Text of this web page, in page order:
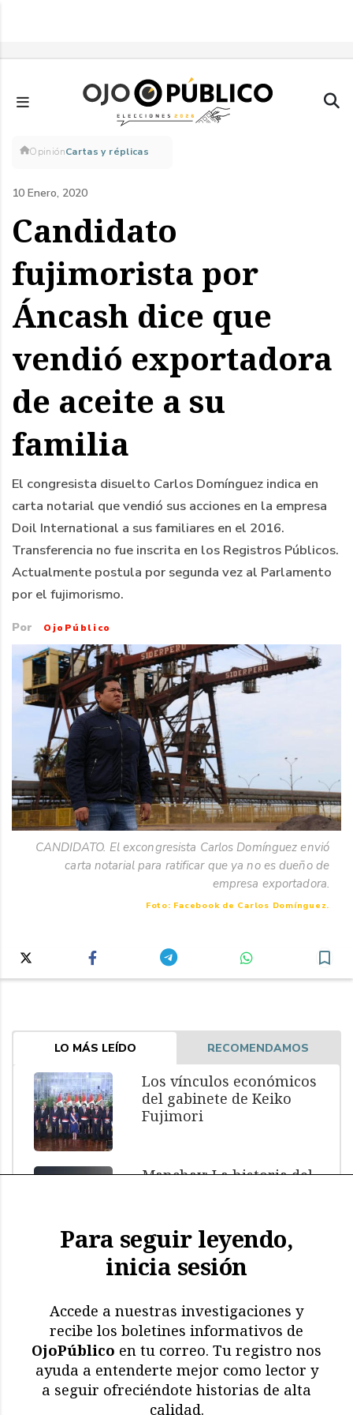
principal
Sobrescribir
enlaces
de
ayuda
a
la
navegación
OpiniónCartas y réplicas
10 Enero, 2020
Candidato
fujimorista por
Áncash dice que
vendió exportadora
de aceite a su
familia
El congresista disuelto Carlos Domínguez indica en
carta notarial que vendió sus acciones en la empresa
Doil International a sus familiares en el 2016.
Transferencia no fue inscrita en los Registros Públicos.
Actualmente postula por segunda vez al Parlamento
por el fujimorismo.
Por OjoPúblico
CANDIDATO. El excongresista Carlos Domínguez envió
carta notarial para ratificar que ya no es dueño de
empresa exportadora.
Foto: Facebook de Carlos Domínguez.
LO MÁS LEÍDO RECOMENDAMOS
Los vínculos económicos
del gabinete de Keiko
Fujimori
Manchay: La historia del
El impacto de El Niño: más
mamíferos marinos
muertos
Memoria en riesgo:
restricciones y deterioro
en los archivos de la CVR
Para seguir leyendo,
inicia sesión
Accede a nuestras investigaciones y
recibe los boletines informativos de
OjoPúblico en tu correo. Tu registro nos
ayuda a entenderte mejor como lector y
a seguir ofreciéndote historias de alta
calidad.